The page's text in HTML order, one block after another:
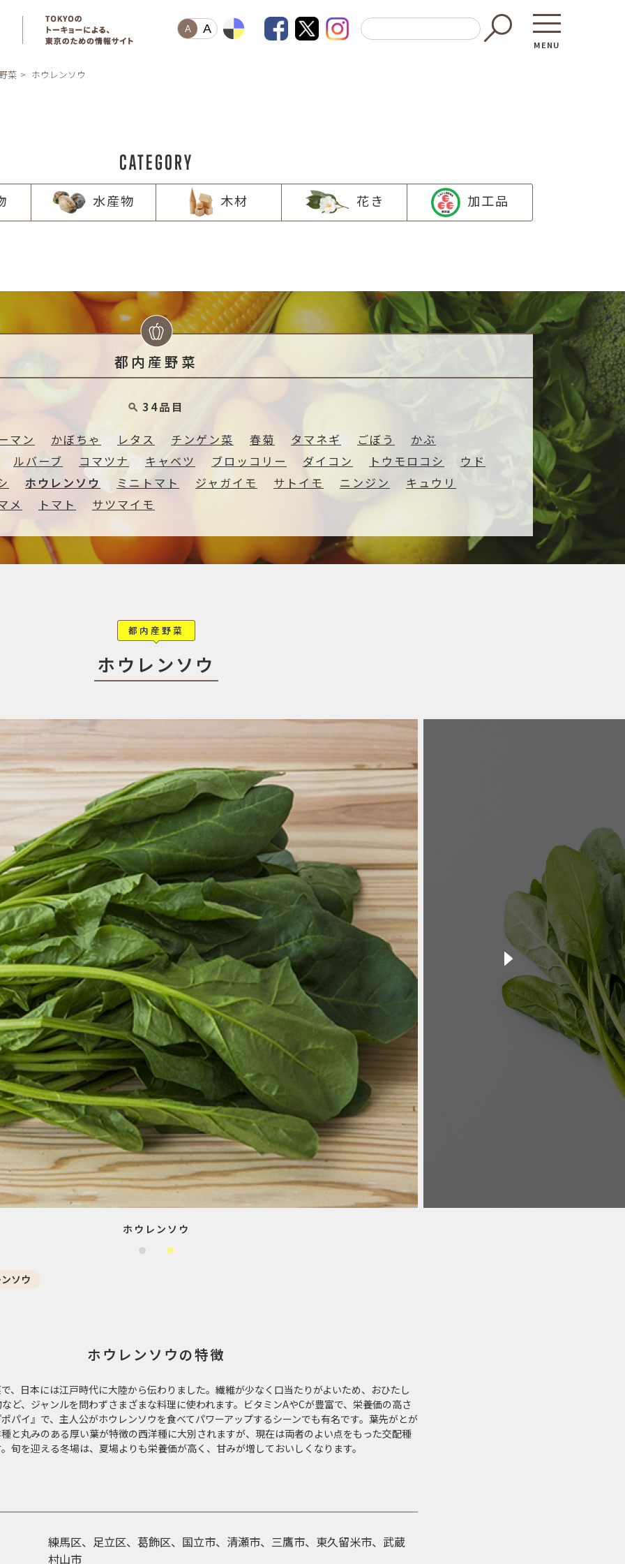
A A
MENU
東京都GAP
─ 農業
─ 森林・林業
─ 水産業
子供向け学習コンテンツ
─ MOGUHAPI モグハピ！
─ 農林水産業をみんなで学ぼう！
直売所へ
レシピ
菜 ホウレンソウ
CATEGORY
水産物 木材 花き 加工品
都内産野菜
34品目
マン かぼちゃ レタス チンゲン菜 春菊 タマネギ ごぼう
かぶ
ルバーブ
コマツナ キャベツ ブロッコリー ダイコン トウモロコシ
ウド
ホウレンソウ ミニトマト ジャガイモ サトイモ ニンジン
キュウリ
メ
トマト サツマイモ
都内産野菜
ホウレンソウ
ホウレンソウ
ソウ
ホウレンソウの特徴
、日本には江戸時代に大陸から伝わりました。繊維が少なく口当たりがよいため、おひたし
ど、ジャンルを問わずさまざまな料理に使われます。ビタミンAやCが豊富で、栄養価の高さ
パイ』で、主人公がホウレンソウを食べてパワーアップするシーンでも有名です。葉先がとが
と丸みのある厚い葉が特徴の西洋種に大別されますが、現在は両者のよい点をもった交配種
旬を迎える冬場は、夏場よりも栄養価が高く、甘みが増しておいしくなります。
練馬区、足立区、葛飾区、国立市、清瀬市、三鷹市、東久留米市、武蔵
村山市